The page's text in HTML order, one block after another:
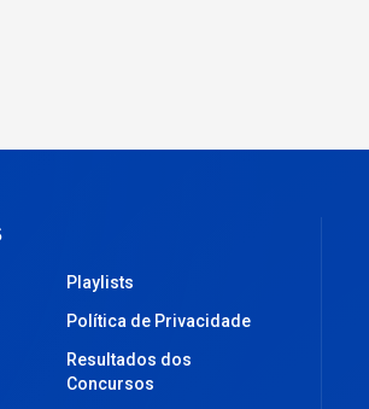
Playlists
Política de Privacidade
Resultados dos
Concursos